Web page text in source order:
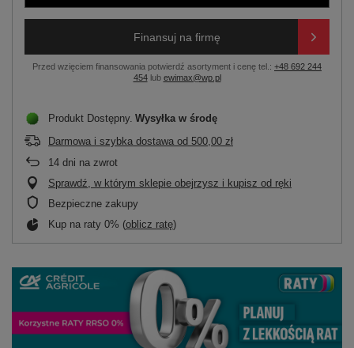
Finansuj na firmę
Przed wzięciem finansowania potwierdź asortyment i cenę tel.: +48 692 244
454lub ewimax@wp.pl
Produkt Dostępny Wysyłka w środę
Darmowa i szybka dostawa od 500,00 zł
14 dni na zwrot
Sprawdź, w którym sklepie obejrzysz i kupisz od ręki
Bezpieczne zakupy
Kup na raty 0% (oblicz ratę)